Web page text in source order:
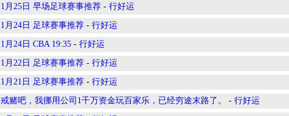
1月25日 早场足球赛事推荐 - 行好运
1月24日 足球赛事推荐 - 行好运
1月24日 CBA 19:35 - 行好运
1月22日 足球赛事推荐 - 行好运
1月21日 足球赛事推荐 - 行好运
戒赌吧，我挪用公司1千万资金玩百家乐，已经穷途末路了。 - 行好运